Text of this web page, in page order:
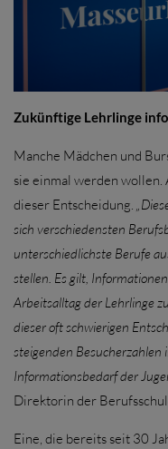
Zukünftige Lehrlinge
Manche Mädchen und
sie einmal werden
dieser Entscheidung.
sich verschiedensten
unterschiedlichste Berufe
stellen. Es gilt,
Arbeitsalltag der Lehrlinge
dieser oft schwierigen
steigenden
Informationsbedarf der
Direktorin der
Eine, die bereits seit 30